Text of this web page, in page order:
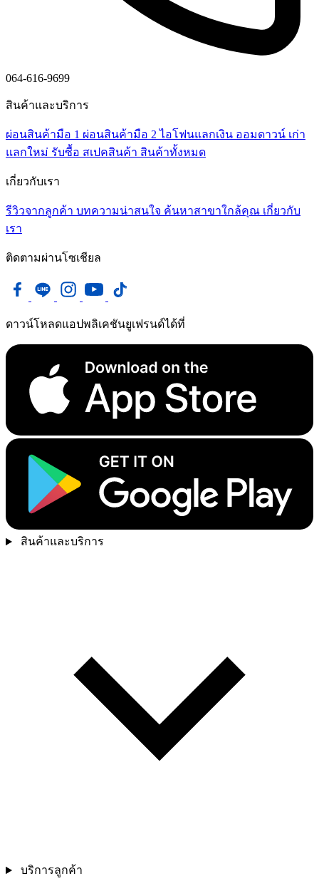
064-616-9699
สินค้าและบริการ
ผ่อนสินค้ามือ 1 ผ่อนสินค้ามือ 2ไอโฟนแลกเงิน ออมดาวน์ เก่า
แลกใหม่ รับซื้อ สเปคสินค้า สินค้าทั้งหมด
เกี่ยวกับเรา
รีวิวจากลูกค้า บทความน่าสนใจ ค้นหาสาขาใกล้คุณ เกี่ยวกับ
เรา
ติดตามผ่านโซเชียล
ดาวน์โหลดแอปพลิเคชันยูเฟรนด์ได้ที่
สินค้าและบริการ
บริการลูกค้า